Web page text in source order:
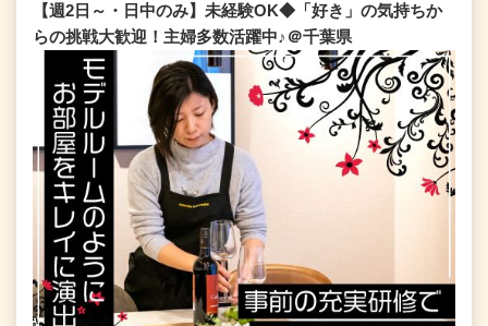
【週2日～・日中のみ】未経験OK◆「好き」の気持ちか
らの挑戦大歓迎！主婦多数活躍中♪＠千葉県